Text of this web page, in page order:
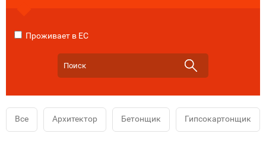
Проживает в ЕС
Все Архитектор Бетонщик Гипсокартонщик